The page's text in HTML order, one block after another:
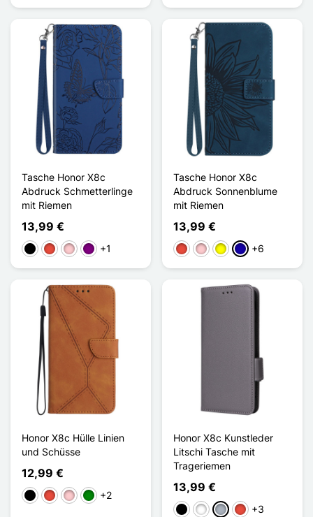
Tasche Honor X8c
Abdruck Schmetterlinge
mit Riemen
13,99 €
Schwarz
Rot PinkViolett
+1
Tasche Honor X8c
Abdruck Sonnenblume
mit Riemen
13,99 €
Rot PinkGelbDunkelblau
+6
Honor X8c Hülle Linien
und Schüsse
12,99 €
Schwarz
Rot PinkGrün+2
Honor X8c Kunstleder
Litschi Tasche mit
Trageriemen
13,99 €
Schwarz
WeißGrauRot +3